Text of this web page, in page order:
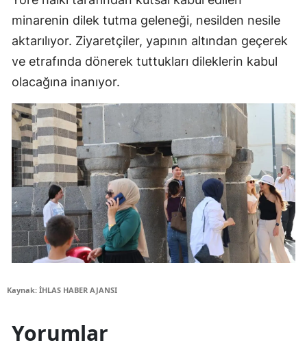
minarenin dilek tutma geleneği, nesilden nesile
aktarılıyor. Ziyaretçiler, yapının altından geçerek
ve etrafında dönerek tuttukları dileklerin kabul
olacağına inanıyor.
Kaynak: İHLAS HABER AJANSI
Yorumlar